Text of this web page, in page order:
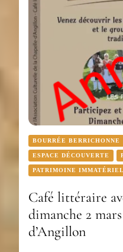
BOURRÉE BERRICHONNE
ESPACE DÉCOUVERTE
PATRIMOINE IMMATÉRIEL
Café littéraire
dimanche 2
d’Angillon